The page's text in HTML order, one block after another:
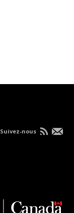
Suivez-nous